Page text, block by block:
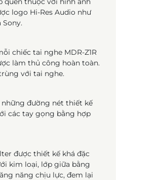
logo Hi-Res Audio như
chiếc tai nghe MDR-Z1R
làm thủ công hoàn toàn.
với tai nghe.
những đường nét thiết kế
các tay gọng bằng hợp
được thiết kế khá đặc
kim loại, lớp giữa bằng
năng chịu lực, đem lại